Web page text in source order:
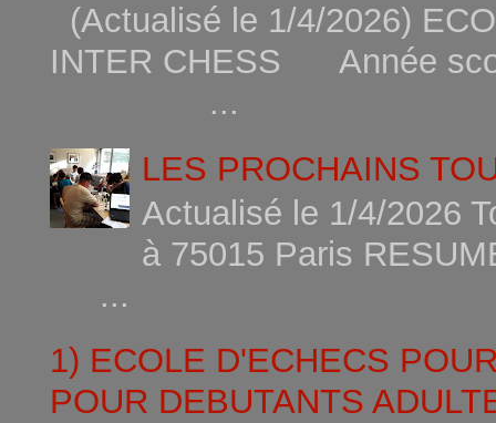
(Actualisé le 1/4/2026)
INTER CHESS Année
...
LES PROCHAINS
Actualisé le 1/4/2026
à 75015
...
1) ECOLE D'ECHECS
POUR DEBUTANTS